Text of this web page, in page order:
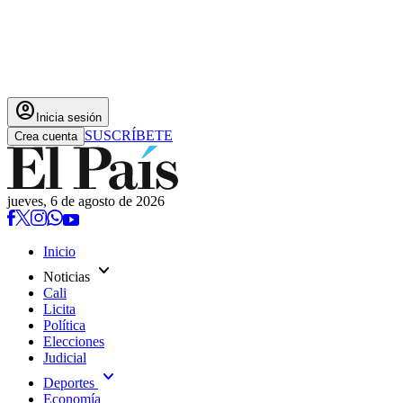
account_circle Inicia sesión
Crea cuenta SUSCRÍBETE
jueves, 6 de agosto de 2026
Inicio
Noticias expand_more
Cali
Licita
Política
Elecciones
Judicial
Deportes expand_more
Economía